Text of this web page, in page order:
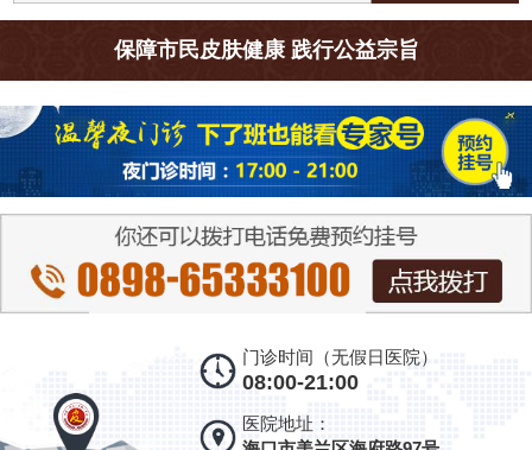
保障市民皮肤健康 践行公益宗旨
门诊时间（无假日医院）
08:00-21:00
医院地址：